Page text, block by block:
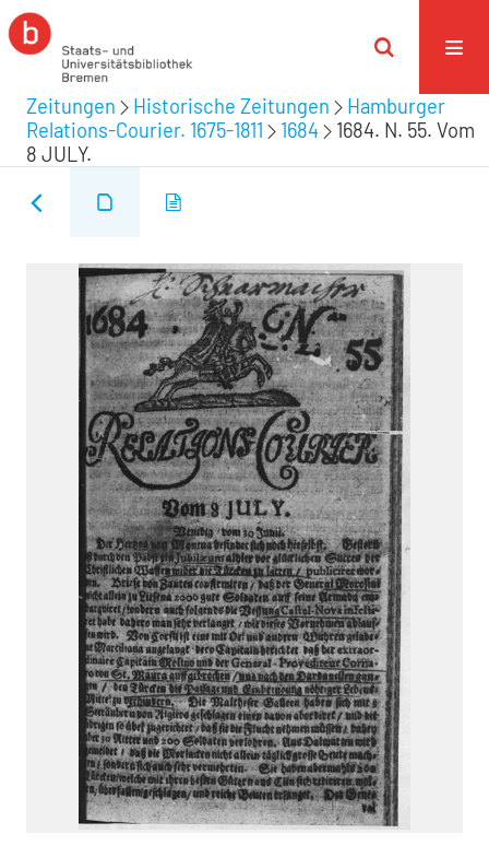
Zeitungen Historische Zeitungen
Hamburger
Relations-Courier. 1675-1811
1684
1684. N. 55. Vom
8 JULY.